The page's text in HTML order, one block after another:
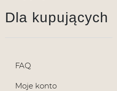
Dla kupujących
FAQ
Moje konto